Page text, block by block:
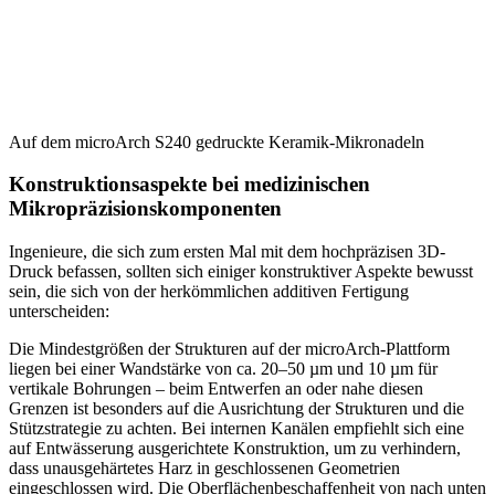
Auf dem microArch S240 gedruckte Keramik-Mikronadeln
Konstruktionsaspekte bei medizinischen
Mikropräzisionskomponenten
Ingenieure, die sich zum ersten Mal mit dem hochpräzisen 3D-
Druck befassen, sollten sich einiger konstruktiver Aspekte bewusst
sein, die sich von der herkömmlichen additiven Fertigung
unterscheiden:
Die Mindestgrößen der Strukturen auf der microArch-Plattform
liegen bei einer Wandstärke von ca. 20–50 µm und 10 µm für
vertikale Bohrungen – beim Entwerfen an oder nahe diesen
Grenzen ist besonders auf die Ausrichtung der Strukturen und die
Stützstrategie zu achten. Bei internen Kanälen empfiehlt sich eine
auf Entwässerung ausgerichtete Konstruktion, um zu verhindern,
dass unausgehärtetes Harz in geschlossenen Geometrien
eingeschlossen wird. Die Oberflächenbeschaffenheit von nach unten